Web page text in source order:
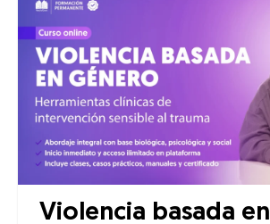
Violencia basada en